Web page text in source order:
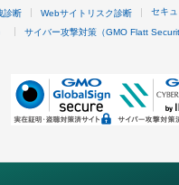
診断 Webサイトリスク診断 セキ
サイバー攻撃対策（GMO Flatt